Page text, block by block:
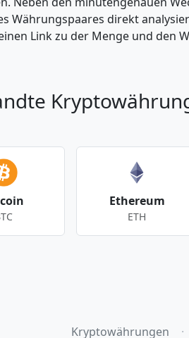
Währungspaares direkt
Link zu der Menge und den
Ethereum
ETH
Kryptowährungen